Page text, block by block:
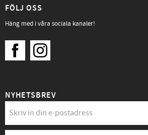
FÖLJ OSS
Häng med i våra sociala kanaler!
NYHETSBREV